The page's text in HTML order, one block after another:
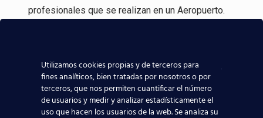
profesionales que se realizan en un Aeropuerto.
compañías aeronáuticas, lo que sin duda ayudará a
que todos los alumnos de nuestros centros
aeronáuticos destaquen y consigan mejores y
Utilizamos cookies propias y de terceros para
fines analíticos, bien tratadas por nosotros o por
terceros, que nos permiten cuantificar el número
de usuarios y medir y analizar estadísticamente el
uso que hacen los usuarios de la web. Se analiza su